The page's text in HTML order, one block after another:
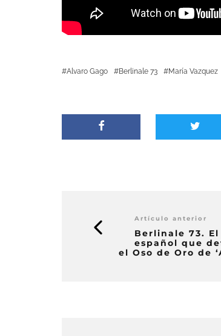
Alvaro Gago Berlinale 73 María Vazquez
Artículo anterior
Berlinale 73.
español que
el Oso de Oro de